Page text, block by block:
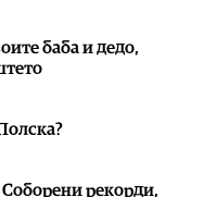
баба и дедо,
рекорди,